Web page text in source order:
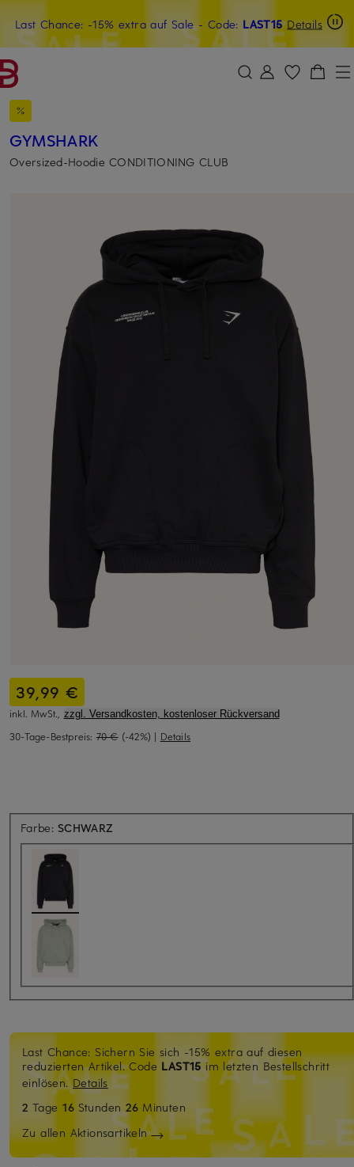
ZUM HAUPTINHALT ÜBERSPRINGEN ZUM SUCHFELD ÜBERSPRINGEN
Last Chance: -15% extra auf Sale- Code: LAST15 Details
15€-Willkommensgutschein mit Beyond sichern
GYMSHARK
Oversized-Hoodie CONDITIONING CLUB
39,99 €
inkl. MwSt., zzgl. Versandkosten, kostenloser Rückversand
30-Tage-Bestpreis: 70 € (-42%) | Details
Farbe: SCHWARZ
Last Chance: Sichern Sie sich -15% extra auf diesen
reduzierten Artikel. Code LAST15im letzten Bestellschritt
einlösen.Details
2 Tage16 Stunden 26 Minuten
Zu allen Aktionsartikeln